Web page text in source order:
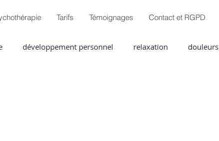
Tarifs Témoignages Contact et RGPD
développement personnel relaxation douleurs